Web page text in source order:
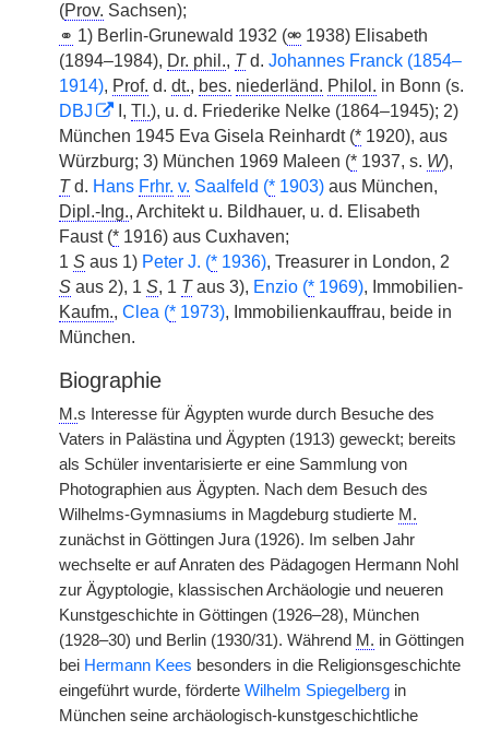
(Prov. Sachsen);
⚭ 1) Berlin-Grunewald 1932 (⚮ 1938) Elisabeth
(1894–1984), Dr. phil., Td. Johannes Franck (1854–
1914), Prof. d. dt., bes. niederländ. Philol. in Bonn (s.
DBJ
I, Tl.), u. d. Friederike Nelke (1864–1945); 2)
München 1945 Eva Gisela Reinhardt (* 1920), aus
Würzburg; 3) München 1969 Maleen (* 1937, s. W),
Td. Hans Frhr. v. Saalfeld (* 1903) aus München,
Dipl.-Ing., Architekt u. Bildhauer, u. d. Elisabeth
Faust (* 1916) aus Cuxhaven;
1 S aus 1) Peter J. (* 1936), Treasurer in London, 2
S aus 2), 1 S, 1 Taus 3), Enzio (* 1969), Immobilien-
Kaufm., Clea (* 1973), Immobilienkauffrau, beide in
München.
Biographie
M.s Interesse für Ägypten wurde durch Besuche des
Vaters in Palästina und Ägypten (1913) geweckt; bereits
als Schüler inventarisierte er eine Sammlung von
Photographien aus Ägypten. Nach dem Besuch des
Wilhelms-Gymnasiums in Magdeburg studierte M.
zunächst in Göttingen Jura (1926). Im selben Jahr
wechselte er auf Anraten des Pädagogen Hermann Nohl
zur Ägyptologie, klassischen Archäologie und neueren
Kunstgeschichte in Göttingen (1926–28), München
(1928–30) und Berlin (1930/31). Während M. in Göttingen
bei Hermann Kees besonders in die Religionsgeschichte
eingeführt wurde, förderte Wilhelm Spiegelberg in
München seine archäologisch-kunstgeschichtliche